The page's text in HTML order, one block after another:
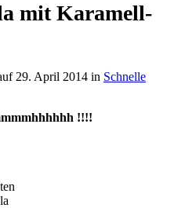
mit Karamell-
29. April 2014 in Schnelle
!!!!